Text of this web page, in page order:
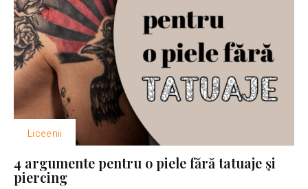
Liceenii
4 argumente pentru o piele fără tatuaje şi
piercing